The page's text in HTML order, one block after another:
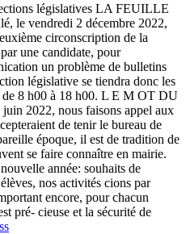
législatives LA FEUILLE
le vendredi 2 décembre 2022,
circonscription de la
une candidate, pour
un problème de bulletins
législative se tiendra donc les
de 8 h00 à 18 h00. L E M OT DU
2022, nous faisons appel aux
de tenir le bureau de
époque, il est de tradition de
se faire connaître en mairie.
année: souhaits de
nos activités cions par
encore, pour chacun
pré- cieuse et la sécurité de